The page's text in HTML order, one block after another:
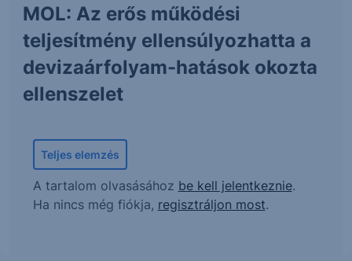
MOL: Az erős működési
teljesítmény ellensúlyozhatta a
devizaárfolyam-hatások okozta
ellenszelet
Teljes elemzés
A tartalom olvasásához be kell jelentkeznie.
Ha nincs még fiókja, regisztráljon most.